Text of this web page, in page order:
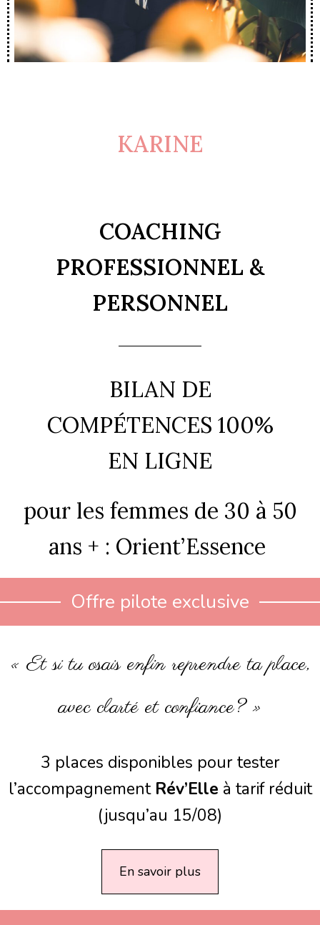
KARINE
COACHING
PROFESSIONNEL &
PERSONNEL
BILAN DE
COMPÉTENCES 100%
EN LIGNE
pour les femmes de 30 à 50
ans + : Orient’Essence
Offre pilote exclusive
« Et si tu osais enfin reprendre ta place,
avec clarté et confiance? »
3 places disponibles pour tester
l’accompagnement Rév’Elle à tarif réduit
(jusqu’au 15/08)
En savoir plus